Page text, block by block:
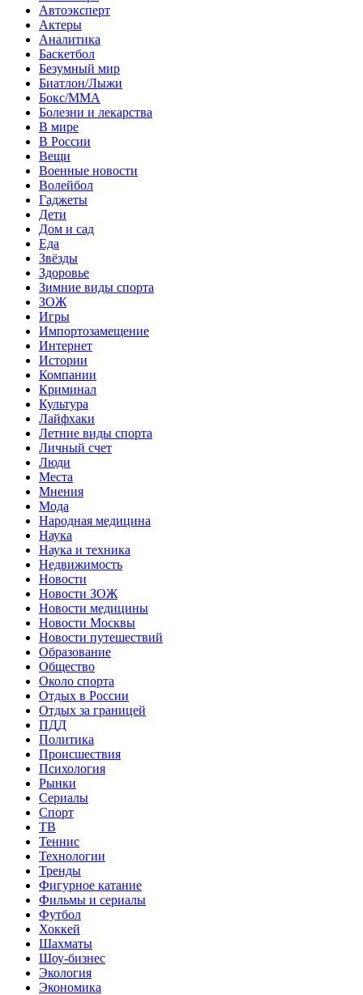
Автоэксперт
Актеры
Аналитика
Баскетбол
Безумный мир
Биатлон/Лыжи
Бокс/MMA
Болезни и лекарства
В мире
В России
Вещи
Военные новости
Волейбол
Гаджеты
Дети
Дом и сад
Еда
Звёзды
Здоровье
Зимние виды спорта
ЗОЖ
Игры
Импортозамещение
Интернет
Истории
Компании
Криминал
Культура
Лайфхаки
Летние виды спорта
Личный счет
Люди
Места
Мнения
Мода
Народная медицина
Наука
Наука и техника
Недвижимость
Новости
Новости ЗОЖ
Новости медицины
Новости Москвы
Новости путешествий
Образование
Общество
Около спорта
Отдых в России
Отдых за границей
ПДД
Политика
Происшествия
Психология
Рынки
Сериалы
Спорт
ТВ
Теннис
Технологии
Тренды
Фигурное катание
Фильмы и сериалы
Футбол
Хоккей
Шахматы
Шоу-бизнес
Экология
Экономика